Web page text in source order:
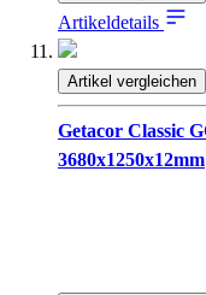
Artikeldetails
Artikel vergleichen
Getacor Classic
3680x1250x12mm